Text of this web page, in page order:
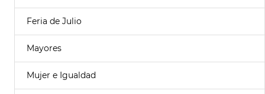
Feria de Julio
Mayores
Mujer e Igualdad